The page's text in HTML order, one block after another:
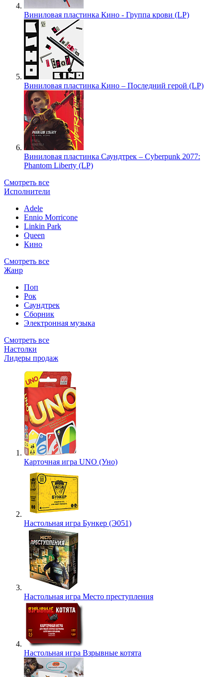
Виниловая пластинка Кино - Группа крови (LP)
Виниловая пластинка Кино – Последний герой (LP)
Виниловая пластинка Саундтрек – Cyberpunk 2077:
Phantom Liberty (LP)
Смотреть все
Исполнители
Adele
Ennio Morricone
Linkin Park
Queen
Кино
Смотреть все
Жанр
Поп
Рок
Саундтрек
Сборник
Электронная музыка
Смотреть все
Настолки
Лидеры продаж
Карточная игра UNO (Уно)
Настольная игра Бункер (Э051)
Настольная игра Место преступления
Настольная игра Взрывные котята